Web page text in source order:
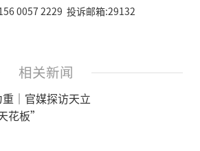
0057 2229 投诉邮箱:29132
相关新闻
｜官媒探访天立
花板”